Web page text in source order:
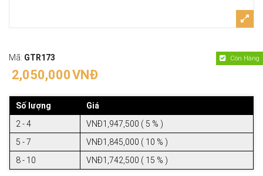
Mã: GTR173
2,050,000VNĐ
Còn Hàng
Số lượng
Giá
2 - 4
VNĐ1,947,500 ( 5 % )
5 - 7
VNĐ1,845,000 ( 10 % )
8 - 10
VNĐ1,742,500 ( 15 % )